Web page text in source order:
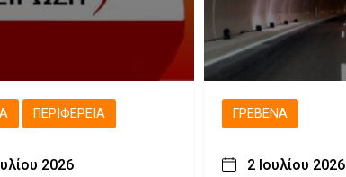
ΠΕΡΙΦΈΡΕΙΑ
2026
ΓΡΕΒΕΝΆ
2 Ιουλίου 2026